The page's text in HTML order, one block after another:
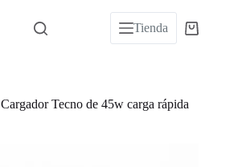
Tienda
Carro
Cargador Tecno de 45w carga rápida